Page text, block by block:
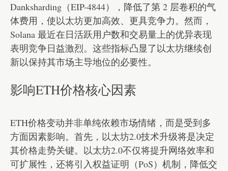
Danksharding（EIP-4844），降低了第 2 层卷积的气
体费用，使以太坊更加高效、更具竞争力。然而，
Solana 最近在日活跃用户数和交易量上的优异表现
表明竞争日益激烈。这些指标凸显了以太坊继续创
新以保持其市场主导地位的必要性。
影响ETH价格核心因素
ETH价格变动并非单纯依赖市场情绪，而是受到多
方面因素影响。首先，以太坊2.0技术升级将是决定
其价格走势关键。以太坊2.0不仅将提升网络效率和
可扩展性，还将引入权益证明（PoS）机制，降低交